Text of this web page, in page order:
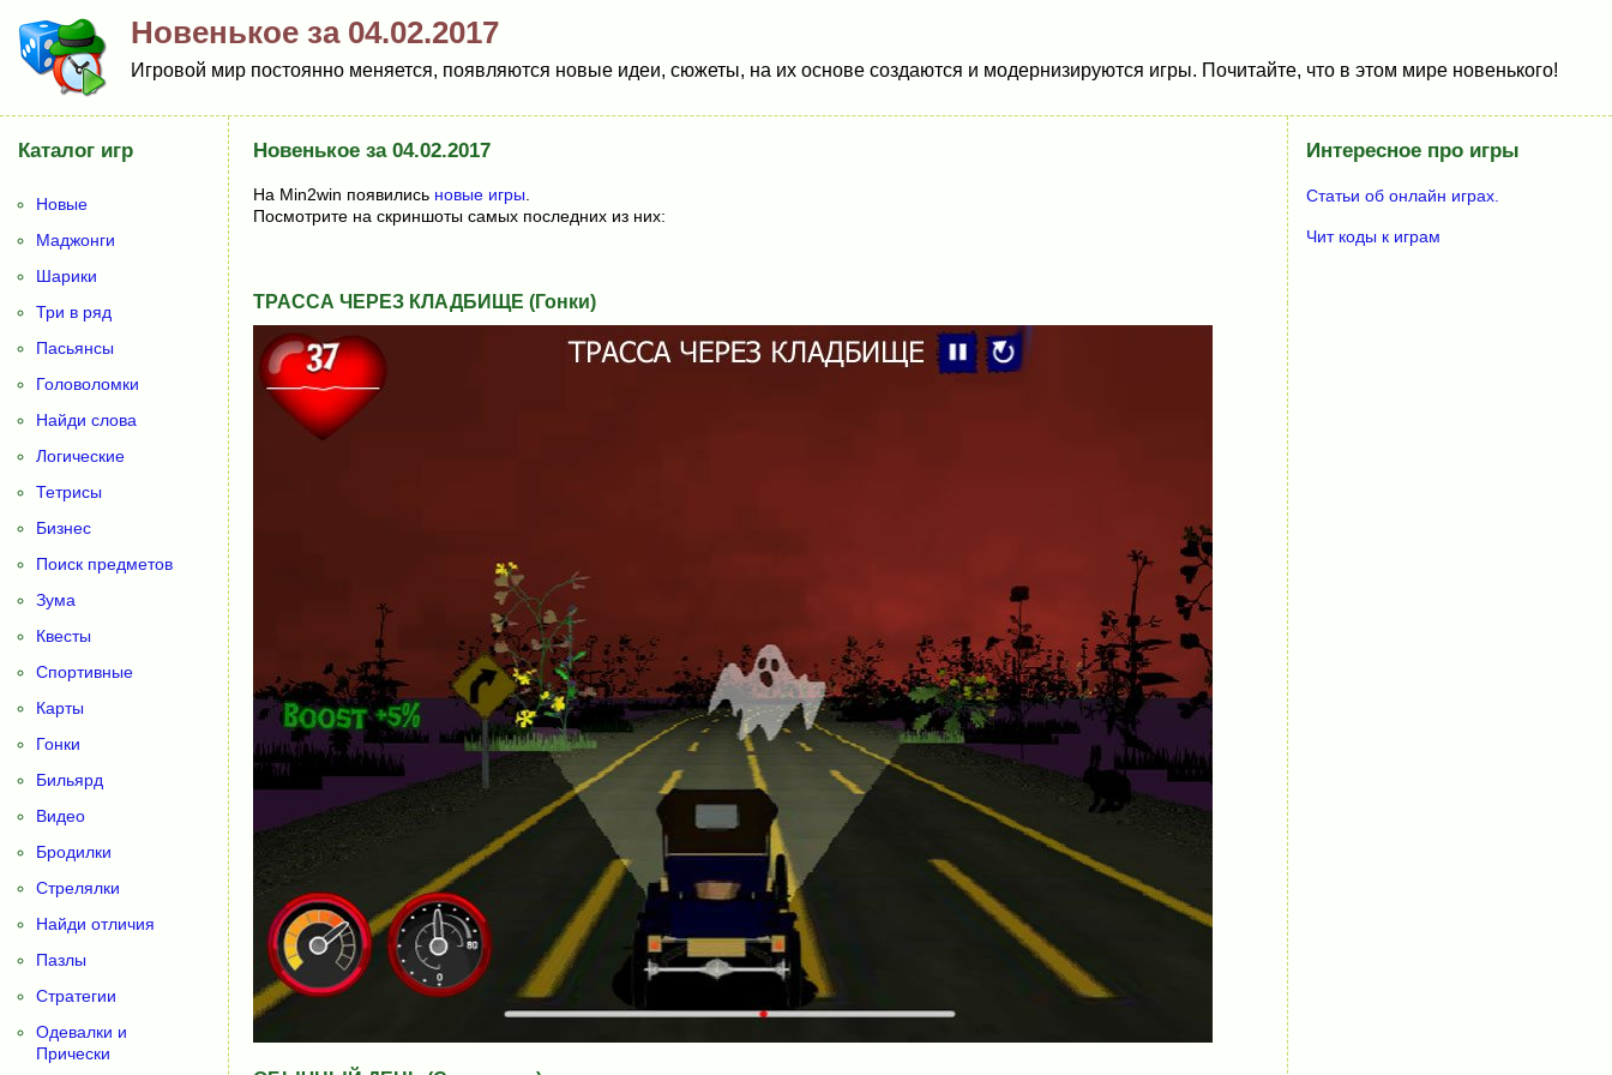
Новенькое за 04.02.2017
Игровой мир постоянно меняется, появляются новые идеи, сюжеты, на их основе создаются и модернизируются игры. Почитайте, что в этом мире новенького!
Новенькое за 04.02.2017
На Min2win появились новые игры
Посмотрите на скриншоты самых последних из них:
ТРАССА ЧЕРЕЗ КЛАДБИЩЕ (Гонки)
Каталог игр
Новые
Маджонги
Шарики
Три в ряд
Пасьянсы
Головоломки
Найди слова
Логические
Тетрисы
Бизнес
Поиск предметов
Зума
Квесты
Спортивные
Карты
Гонки
Бильярд
Видео
Бродилки
Стрелялки
Найди отличия
Пазлы
Стратегии
Одевалки и
Прически
Интересное про игры
Статьи об онлайн играх.
Чит коды к играм